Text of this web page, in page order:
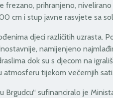
prihranjeno,
cm i stup javne rasvjete sa
djeci različitih uzrasta.
namijenjeno
dok su s djecom na
tijekom večernjih sati.
Brgudcu“ sufinanciralo je